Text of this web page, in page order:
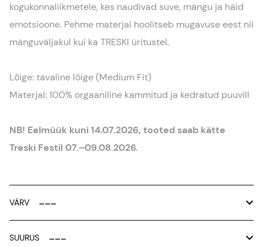
kogukonnaliikmetele, kes naudivad suve, mängu ja häid
emotsioone. Pehme materjal hoolitseb mugavuse eest nii
mänguväljakul kui ka TRESKI üritustel.
Lõige: tavaline lõige (Medium Fit)
Materjal: 100% orgaaniline kammitud ja kedratud puuvill
NB! Eelmüük kuni 14.07.2026, tooted saab kätte
Treski Festil 07.–09.08.2026.
VÄRV
SUURUS